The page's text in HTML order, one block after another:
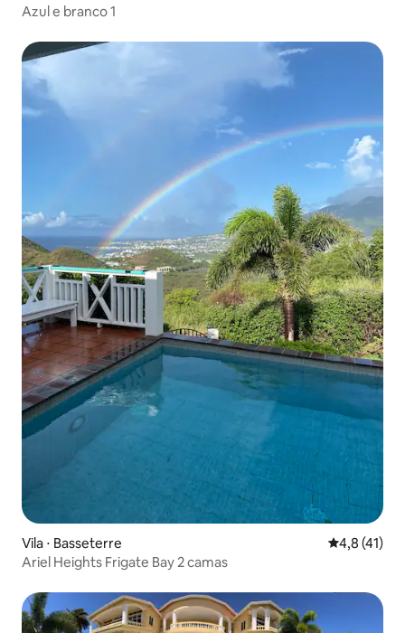
Azul e branco 1
Vila ⋅ Basseterre 4,8 de uma
4,8 (41)
Ariel Heights Frigate Bay 2 camas